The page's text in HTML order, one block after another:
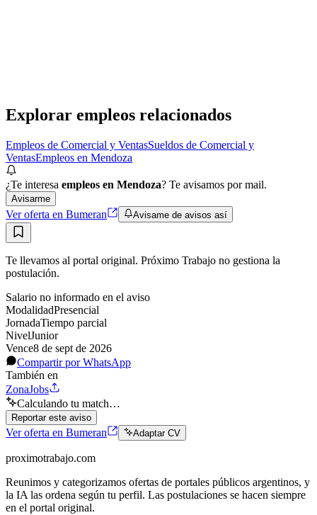
Explorar empleos relacionados
Empleos de Comercial y VentasSueldos de Comercial y
VentasEmpleos en Mendoza
¿Te interesa empleos en Mendoza? Te avisamos por mail.
Avisarme
Ver oferta en Bumeran Avisame de avisos así
Te llevamos al portal original. Próximo Trabajo no gestiona la
postulación.
Salario no informado en el aviso
ModalidadPresencial
JornadaTiempo parcial
NivelJunior
Vence8 de sept de 2026
Compartir por WhatsApp
También en
ZonaJobs
Calculando tu match…
Reportar este aviso
Ver oferta en Bumeran Adaptar CV
proximotrabajo.com
Reunimos y categorizamos ofertas de portales públicos argentinos, y
la IA las ordena según tu perfil. Las postulaciones se hacen siempre
en el portal original.